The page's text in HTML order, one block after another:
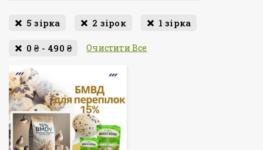
5 зірка 2 зірок 1 зірка
0₴- 490₴ Очистити Все